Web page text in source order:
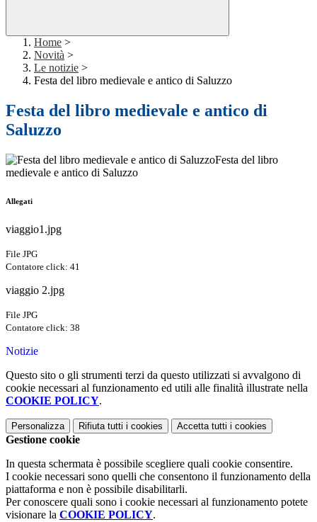
Home >
Novità >
Le notizie >
Festa del libro medievale e antico di Saluzzo
Festa del libro medievale e antico di
Saluzzo
Festa del libro
medievale e antico di Saluzzo
Allegati
viaggio1.jpg
File JPG
Contatore click: 41
viaggio 2.jpg
File JPG
Contatore click: 38
Notizie
Questo sito o gli strumenti terzi da questo utilizzati si avvalgono di
cookie necessari al funzionamento ed utili alle finalità illustrate nella
COOKIE POLICY.
Personalizza Rifiuta tutti i cookies Accetta tutti i cookies
Gestione cookie
In questa schermata è possibile scegliere quali cookie consentire.
I cookie necessari sono quelli che consentono il funzionamento della
piattaforma e non è possibile disabilitarli.
Per conoscere quali sono i cookie necessari al funzionamento potete
visionare la COOKIE POLICY.